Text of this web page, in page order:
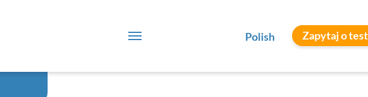
Polish Zapytaj o test